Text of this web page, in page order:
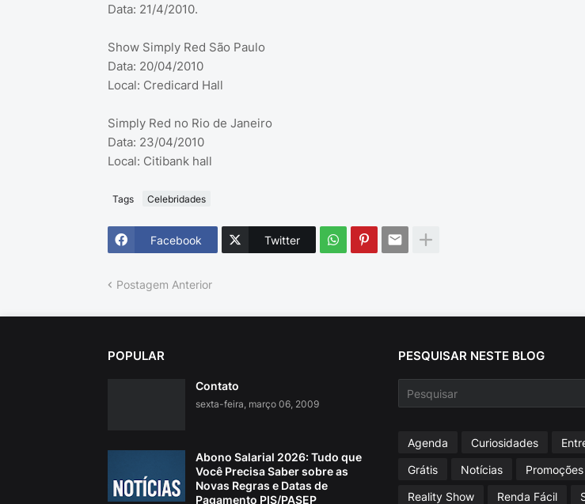
Data: 21/4/2010.
Show Simply Red São Paulo
Data: 20/04/2010
Local: Credicard Hall
Simply Red no Rio de Janeiro
Data: 23/04/2010
Local: Citibank hall
Tags Celebridades
Facebook Twitter
Postagem Anterior
POPULAR
Contato
sexta-feira, março 06, 2009
Abono Salarial 2026: Tudo que
Você Precisa Saber sobre as
Novas Regras e Datas de
Pagamento PIS/PASEP
PESQUISAR NESTE BLOG
Agenda Curiosidades
Grátis
Notícias Promoções
Reality Show
Renda Fácil